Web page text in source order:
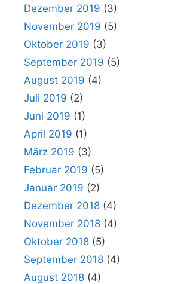
Dezember 2019 (3)
November 2019 (5)
Oktober 2019 (3)
September 2019 (5)
August 2019 (4)
Juli 2019 (2)
Juni 2019 (1)
April 2019 (1)
März 2019 (3)
Februar 2019 (5)
Januar 2019 (2)
Dezember 2018 (4)
November 2018 (4)
Oktober 2018 (5)
September 2018 (4)
August 2018 (4)